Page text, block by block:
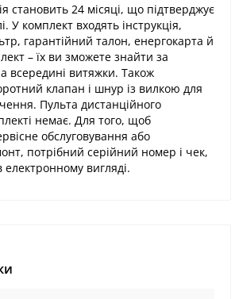
становить 24 місяці, що підтверджує
У комплект входять інструкція,
гарантійний талон, енергокарта й
– їх ви зможете знайти за
всередині витяжки. Також
клапан і шнур із вилкою для
Пульта дистанційного
немає. Для того, щоб
обслуговування або
потрібний серійний номер і чек,
вигляді.